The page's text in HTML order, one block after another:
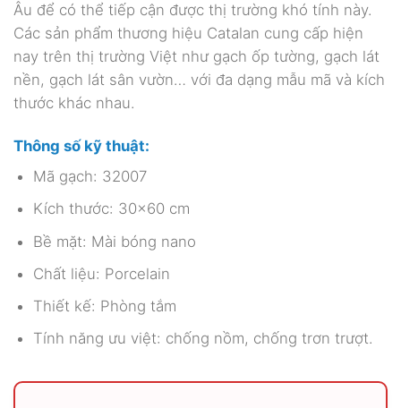
Âu để có thể tiếp cận được thị trường khó tính này.
Các sản phẩm thương hiệu Catalan cung cấp hiện
nay trên thị trường Việt như gạch ốp tường, gạch lát
nền, gạch lát sân vườn… với đa dạng mẫu mã và kích
thước khác nhau.
Thông số kỹ thuật:
Mã gạch: 32007
Kích thước: 30×60 cm
Bề mặt: Mài bóng nano
Chất liệu: Porcelain
Thiết kế: Phòng tắm
Tính năng ưu việt: chống nồm, chống trơn trượt.